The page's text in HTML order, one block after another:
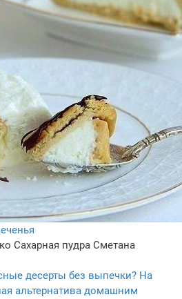
Сахарная пудра Сметана
десерты без выпечки? На
альтернатива домашним